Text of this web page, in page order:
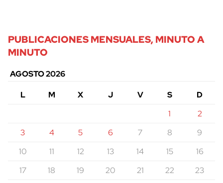
PUBLICACIONES MENSUALES, MINUTO A
MINUTO
AGOSTO 2026
L
M X J V S
D
1
2
3
4 5 6 7 8
9
10
11 12 13 14 15
16
17
18 19 20 21 22
23